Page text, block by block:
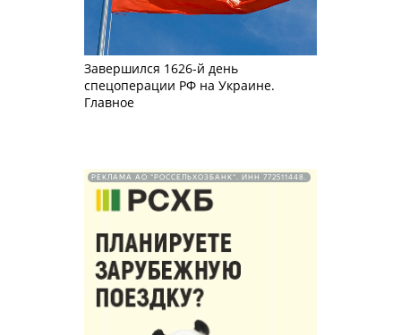
Завершился 1626-й день
спецоперации РФ на Украине.
Главное
РЕКЛАМА АО "РОССЕЛЬХОЗБАНК". ИНН 772511448.